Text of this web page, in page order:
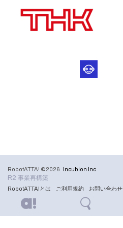
RobotATTA! ©2026 Incubion Inc.
R2 事業再構築
RobotATTA!とは ご利用規約 お問い合わせ